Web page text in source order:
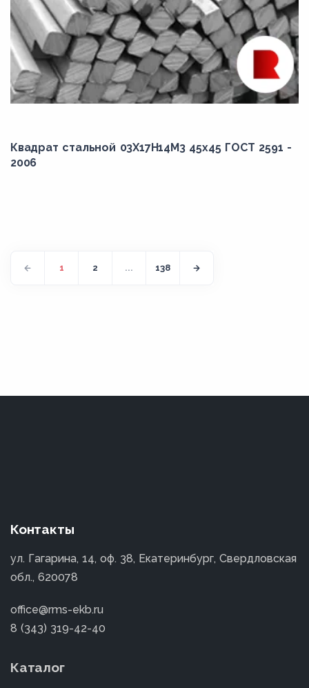
Квадрат стальной 03Х17Н14М3 45x45 ГОСТ 2591 -
2006
1 2 ... 138
Контакты
ул. Гагарина, 14, оф. 38, Екатеринбург, Свердловская
обл., 620078
office@rms-ekb.ru
8 (343) 319-42-40
Каталог